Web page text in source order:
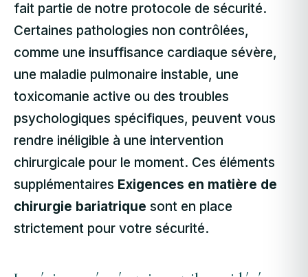
fait partie de notre protocole de sécurité.
Certaines pathologies non contrôlées,
comme une insuffisance cardiaque sévère,
une maladie pulmonaire instable, une
toxicomanie active ou des troubles
psychologiques spécifiques, peuvent vous
rendre inéligible à une intervention
chirurgicale pour le moment. Ces éléments
supplémentaires Exigences en matière de
chirurgie bariatrique sont en place
strictement pour votre sécurité.